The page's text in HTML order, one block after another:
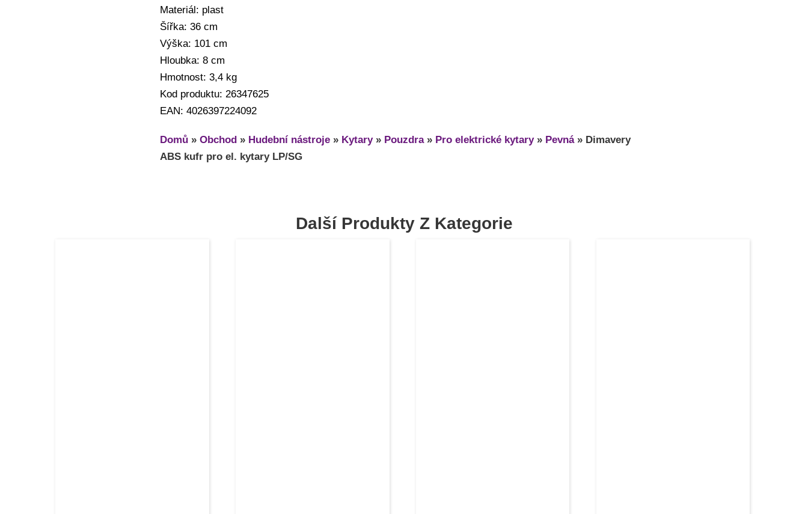
Materiál: plast
Šířka: 36 cm
Výška: 101 cm
Hloubka: 8 cm
Hmotnost: 3,4 kg
Kod produktu: 26347625
EAN: 4026397224092
Domů » Obchod » Hudební nástroje » Kytary» Pouzdra» Pro elektrické kytary» Pevná» Dimavery
ABS kufr pro el. kytary LP/SG
Další Produkty Z Kategorie